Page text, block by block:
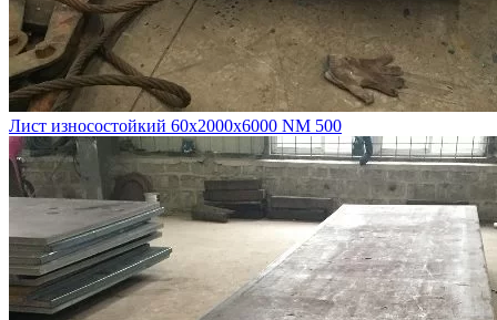
Лист износостойкий 60х2000х6000 NM 500